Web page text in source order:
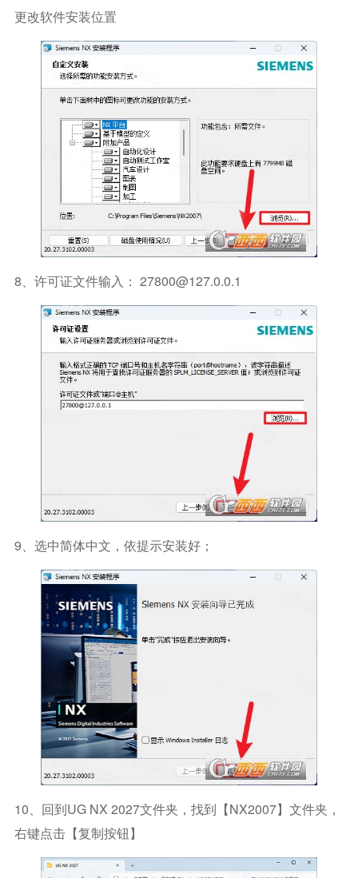
更改软件安装位置
8、许可证文件输入： 27800@127.0.0.1
9、选中简体中文，依提示安装好；
10、回到UG NX 2027文件夹，找到【NX2007】文件夹，
右键点击【复制按钮】